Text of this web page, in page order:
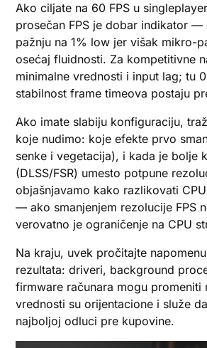
Ako ciljate na 60 FPS u
prosečan FPS je dobar indikator —
pažnju na 1% low jer višak mikro-
osećaj fluidnosti. Za kompetitivne
minimalne vrednosti i input lag; tu
stabilnost frame timeova postaju
Ako imate slabiju konfiguraciju,
koje nudimo: koje efekte prvo
senke i vegetacija), i kada je bolje
(DLSS/FSR) umesto potpune
objašnjavamo kako razlikovati
— ako smanjenjem rezolucije FPS
verovatno je ograničenje na CPU
Na kraju, uvek pročitajte
rezultata: driveri, background
firmware računara mogu promeniti
vrednosti su orijentacione i služe
najboljoj odluci pre kupovine.